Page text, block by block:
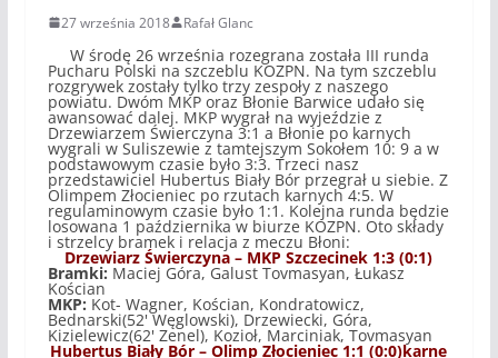
27 września 2018 Rafał Glanc
W środę 26 września rozegrana została III runda
Pucharu Polski na szczeblu KOZPN. Na tym szczeblu
rozgrywek zostały tylko trzy zespoły z naszego
powiatu. Dwóm MKP oraz Błonie Barwice udało się
awansować dalej. MKP wygrał na wyjeździe z
Drzewiarzem Świerczyna 3:1 a Błonie po karnych
wygrali w Suliszewie z tamtejszym Sokołem 10: 9 a w
podstawowym czasie było 3:3. Trzeci nasz
przedstawiciel Hubertus Biały Bór przegrał u siebie. Z
Olimpem Złocieniec po rzutach karnych 4:5. W
regulaminowym czasie było 1:1. Kolejna runda będzie
losowana 1 października w biurze KOZPN. Oto składy
i strzelcy bramek i relacja z meczu Błoni:
Drzewiarz Świerczyna – MKP Szczecinek 1:3 (0:1)
Bramki: Maciej Góra, Galust Tovmasyan, Łukasz
Kościan
MKP: Kot- Wagner, Kościan, Kondratowicz,
Bednarski(52' Węglowski), Drzewiecki, Góra,
Kizielewicz(62' Zenel), Kozioł, Marciniak, Tovmasyan
Hubertus Biały Bór – Olimp Złocieniec 1:1 (0:0)karne